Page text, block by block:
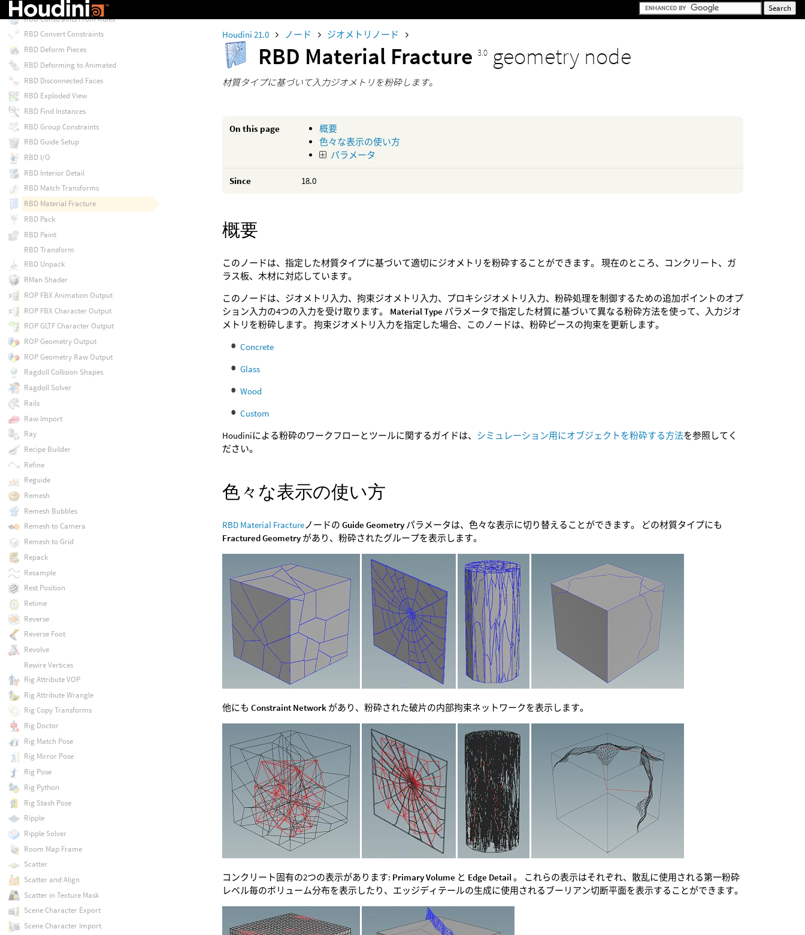
Houdini 21.0 ノード ジオメトリノード
RBD Material Fracture3.0 geometry node
材質タイプに基づいて入力ジオメトリを粉砕します。
On this page
概要
色々な表示の使い方
パラメータ
Since 18.0
概要
このノードは、指定した材質タイプに基づいて適切にジオメトリを粉砕することができます。 現在のところ、コンクリート、ガ
ラス板、木材に対応しています。
このノードは、ジオメトリ入力、拘束ジオメトリ入力、プロキシジオメトリ入力、粉砕処理を制御するための追加ポイントのオプ
ション入力の4つの入力を受け取ります。 Material Type パラメータで指定した材質に基づいて異なる粉砕方法を使って、入力ジオ
メトリを粉砕します。 拘束ジオメトリ入力を指定した場合、このノードは、粉砕ピースの拘束を更新します。
Concrete
Glass
Wood
Custom
Houdiniによる粉砕のワークフローとツールに関するガイドは、 シミュレーション用にオブジェクトを粉砕する方法を参照してく
ださい。
色々な表示の使い方
RBD Material Fracture ノードのGuide Geometry パラメータは、色々な表示に切り替えることができます。 どの材質タイプにも
Fractured Geometry があり、粉砕されたグループを表示します。
他にもConstraint Network があり、粉砕された破片の内部拘束ネットワークを表示します。
コンクリート固有の2つの表示があります: Primary Volume と Edge Detail 。 これらの表示はそれぞれ、散乱に使用される第一粉砕
レベル毎のボリューム分布を表示したり、エッジディテールの生成に使用されるブーリアン切断平面を表示することができます。
RBD Constraints From Lines
RBD Constraints From Rules
RBD Convert Constraints
RBD Deform Pieces
RBD Deforming to Animated
RBD Disconnected Faces
RBD Exploded View
RBD Find Instances
RBD Group Constraints
RBD Guide Setup
RBD I/O
RBD Interior Detail
RBD Match Transforms
RBD Material Fracture
RBD Pack
RBD Paint
RBD Transform
RBD Unpack
RMan Shader
ROP FBX Animation Output
ROP FBX Character Output
ROP GLTF Character Output
ROP Geometry Output
ROP Geometry Raw Output
Ragdoll Collision Shapes
Ragdoll Solver
Rails
Raw Import
Ray
Recipe Builder
Refine
Reguide
Remesh
Remesh Bubbles
Remesh to Camera
Remesh to Grid
Repack
Resample
Rest Position
Retime
Reverse
Reverse Foot
Revolve
Rewire Vertices
Rig Attribute VOP
Rig Attribute Wrangle
Rig Copy Transforms
Rig Doctor
Rig Match Pose
Rig Mirror Pose
Rig Pose
Rig Python
Rig Stash Pose
Ripple
Ripple Solver
Room Map Frame
Scatter
Scatter and Align
Scatter in Texture Mask
Scene Character Export
Scene Character Import